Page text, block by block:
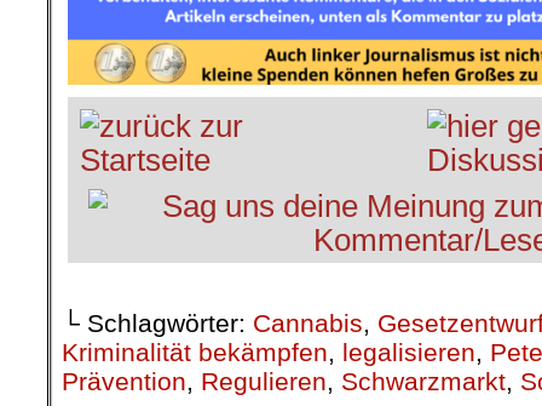
└ Schlagwörter: Cannabis,
Kriminalität bekämpfen, legalisieren,
Prävention, Regulieren, Schwarzmarkt,